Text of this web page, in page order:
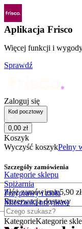
Aplikacja Frisco
Więcej funkcji i
Sprawdź
Zaloguj się
Kod pocztowy
0,00 zł
Koszyk
Wyczyść koszykPełny
Szczegóły zamówienia
Złóż zamówienie5,90 zł
Rezerwacja dostawy
Czego szukasz?
KategorieKategorie
Kategorie sklepu
Spiżarnia
Przyprawy i zioła
Mieszanki przypraw